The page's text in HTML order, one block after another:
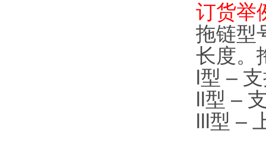
订货举
拖链型
长度。
l型 –
ll型 –
lll型 –